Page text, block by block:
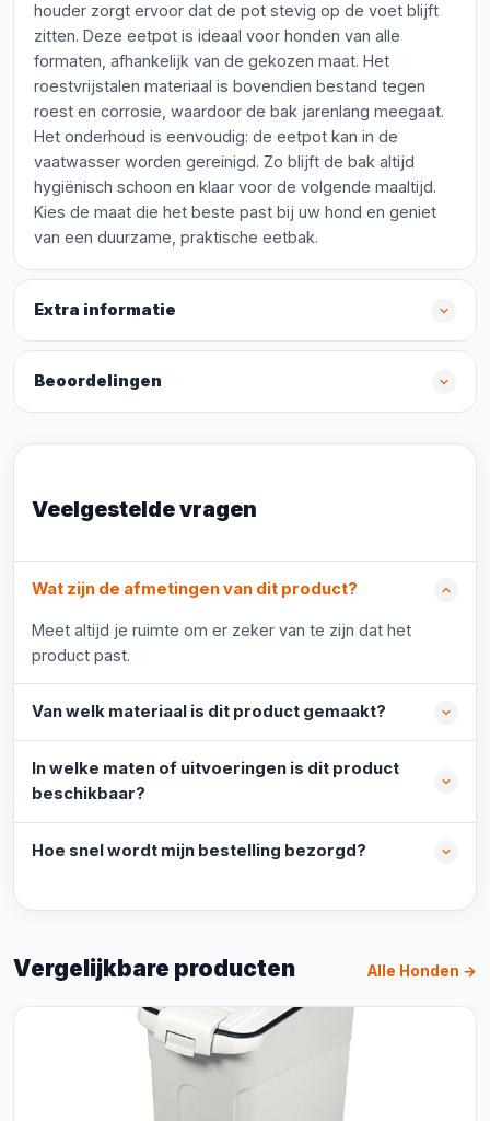
houder zorgt ervoor dat de pot stevig op de voet blijft
zitten. Deze eetpot is ideaal voor honden van alle
formaten, afhankelijk van de gekozen maat. Het
roestvrijstalen materiaal is bovendien bestand tegen
roest en corrosie, waardoor de bak jarenlang meegaat.
Het onderhoud is eenvoudig: de eetpot kan in de
vaatwasser worden gereinigd. Zo blijft de bak altijd
hygiënisch schoon en klaar voor de volgende maaltijd.
Kies de maat die het beste past bij uw hond en geniet
van een duurzame, praktische eetbak.
Extra informatie
Beoordelingen
Veelgestelde vragen
Wat zijn de afmetingen van dit product?
Meet altijd je ruimte om er zeker van te zijn dat het
product past.
Van welk materiaal is dit product gemaakt?
In welke maten of uitvoeringen is dit product
beschikbaar?
Hoe snel wordt mijn bestelling bezorgd?
Vergelijkbare producten Alle Honden →